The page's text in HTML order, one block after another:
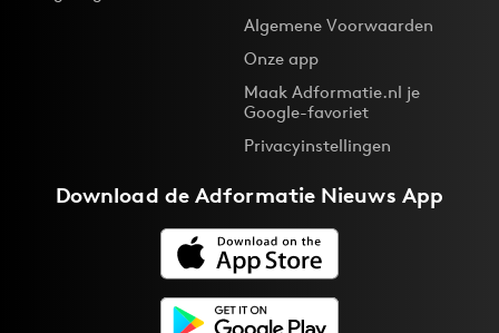
Algemene Voorwaarden
Onze app
Maak Adformatie.nl je
Google-favoriet
Privacyinstellingen
Download deAdformatie Nieuws App